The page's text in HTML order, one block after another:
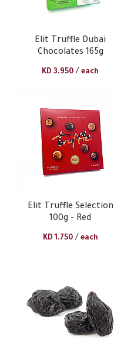
Elit Truffle Dubai
Chocolates 165g
KD 3.950 / each
Elit Truffle Selection
100g - Red
KD 1.750 / each